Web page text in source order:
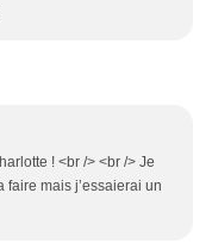
! <br /> <br /> Je
faire mais j’essaierai un